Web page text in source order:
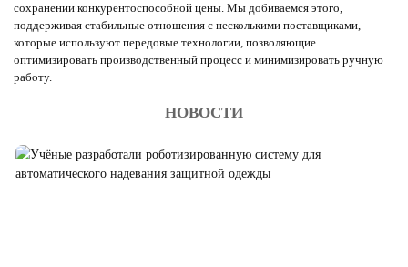
сохранении конкурентоспособной цены. Мы добиваемся этого,
поддерживая стабильные отношения с несколькими поставщиками,
которые используют передовые технологии, позволяющие
оптимизировать производственный процесс и минимизировать ручную
работу.
НОВОСТИ